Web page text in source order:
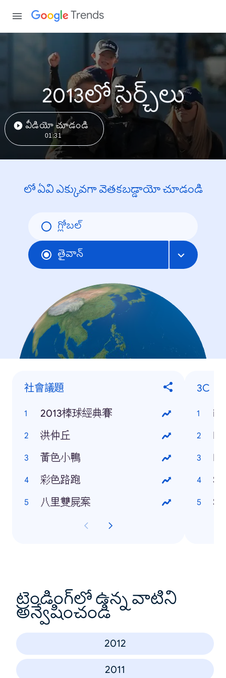
Trends
2013లో సెర్చ్‌లు
వీడియో చూడండి
01:31
లో ఏవి ఎక్కువగా వెతకబడ్డాయో చూడండి
గ్లోబల్
తైవాన్
社會議題
2013棒球經典賽
洪仲丘
黃色小鴨
彩色路跑
八里雙屍案
3C
ట్రెండింగ్‌లో ఉన్న వాటిని
అన్వేషించండి
2012
2011